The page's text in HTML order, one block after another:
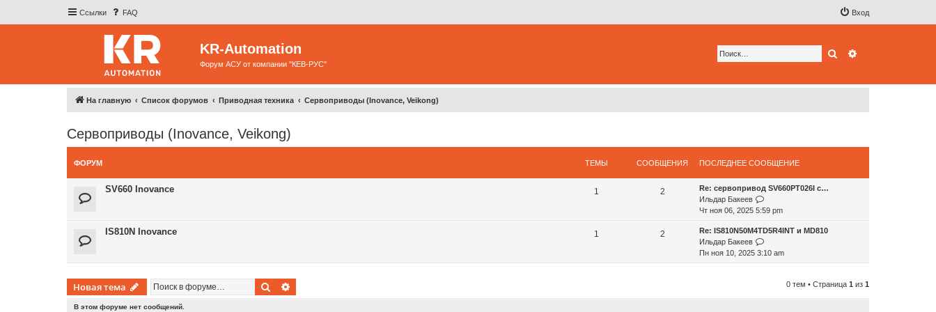
Ссылки FAQ Вход
KR-Automation
Форум АСУ от компании "КЕВ-РУС"
Поиск
На главную Список форумов Приводная техника Сервоприводы (Inovance, Veikong)
Сервоприводы (Inovance, Veikong)
ФОРУМ ТЕМЫ СООБЩЕНИЯ ПОСЛЕДНЕЕ СООБЩЕНИЕ
SV660 Inovance 1 2
Re: сервопривод SV660PT026I с…
Ильдар Бакеев
е
е
т
и
Чт ноя 06, 2025 5:59 pm
IS810N Inovance 1 2
Re: IS810N50M4TD5R4INT и MD810
Ильдар Бакеев
е
р
Пн ноя 10, 2025 3:10 am
Новая тема Поиск 0 тем • Страница 1 из 1
В этом форуме нет сообщений.